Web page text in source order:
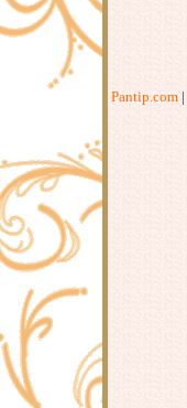
Pantip.com |